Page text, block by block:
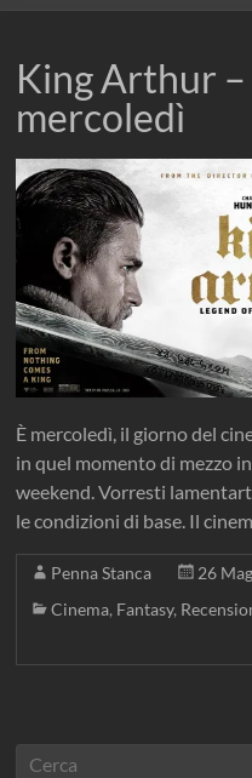
King Arthur
mercoledì
È mercoledì, il giorno del
in quel momento di mezzo
weekend. Vorresti
le condizioni di base. Il
Penna Stanca
26
Cinema, Fantasy,